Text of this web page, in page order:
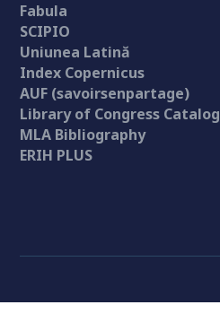
Fabula
SCIPIO
Uniunea Latină
Index Copernicus
AUF (savoirsenpartage)
Library of Congress Catalog
MLA Bibliography
ERIH PLUS